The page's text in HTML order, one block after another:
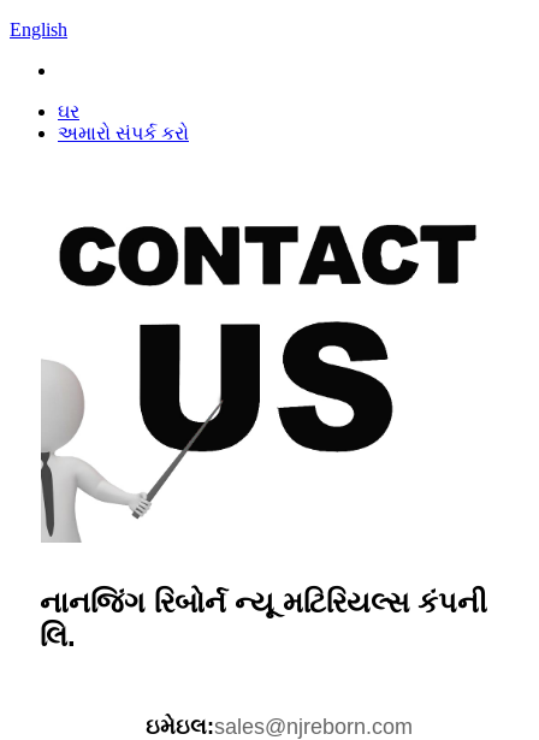
English
ઘર
અમારો સંપર્ક કરો
નાનજિંગ રિબોર્ન ન્યૂ મટિરિયલ્સ કંપની
લિ.
ઇમેઇલ:sales@njreborn.com